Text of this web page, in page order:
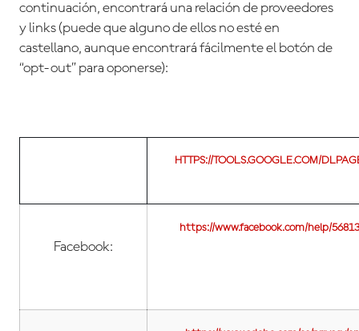
continuación, encontrará una relación de proveedores
y links (puede que alguno de ellos no esté en
castellano, aunque encontrará fácilmente el botón de
“opt-out” para oponerse):
HTTPS://TOOLS.GOOGLE.COM/
Facebook:
https://www.facebook.com/help/